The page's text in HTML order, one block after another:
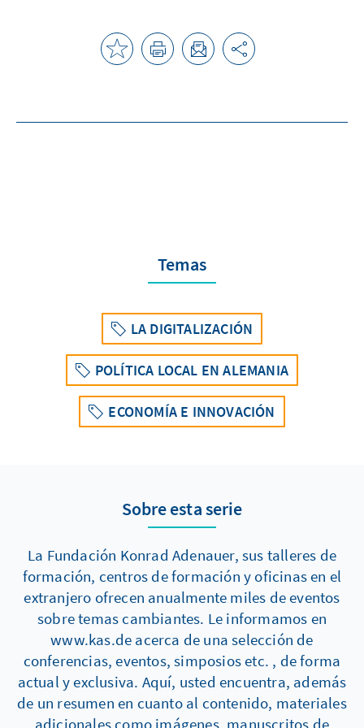
Temas
LA DIGITALIZACIÓN
POLÍTICA LOCAL EN ALEMANIA
ECONOMÍA E INNOVACIÓN
Sobre esta serie
La Fundación Konrad Adenauer, sus talleres de
formación, centros de formación y oficinas en el
extranjero ofrecen anualmente miles de eventos
sobre temas cambiantes. Le informamos en
www.kas.de acerca de una selección de
conferencias, eventos, simposios etc. , de forma
actual y exclusiva. Aquí, usted encuentra, además
de un resumen en cuanto al contenido, materiales
adicionales como imágenes, manuscritos de